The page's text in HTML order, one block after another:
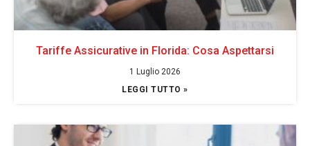
Tariffe Assicurative in Florida: Cosa Aspettarsi
1 Luglio 2026
LEGGI TUTTO »